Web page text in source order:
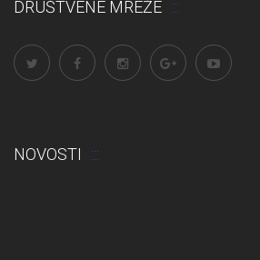
DRUŠTVENE MREŽE
NOVOSTI